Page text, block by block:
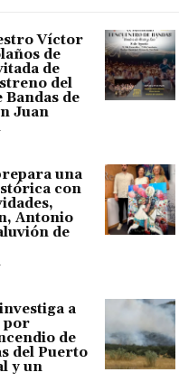
Víctor
de
de
del
de
Juan
una
con
Antonio
de
a
por
de
del Puerto
y un